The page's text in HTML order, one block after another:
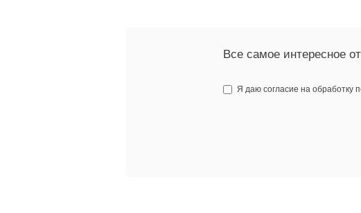
Все самое интересное
Я даю согласие на обработку